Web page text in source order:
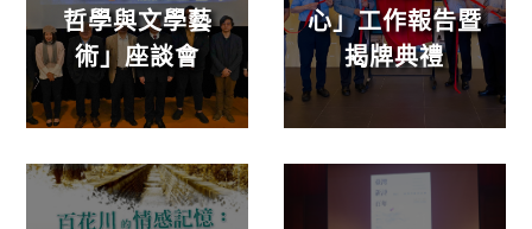
哲學與文學藝
術」座談會
心」工作報告暨
揭牌典禮